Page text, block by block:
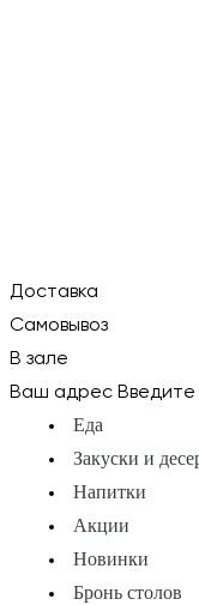
Доставка
Самовывоз
В зале
Ваш адрес
Еда
Закуски и
Напитки
Акции
Новинки
Бронь столов